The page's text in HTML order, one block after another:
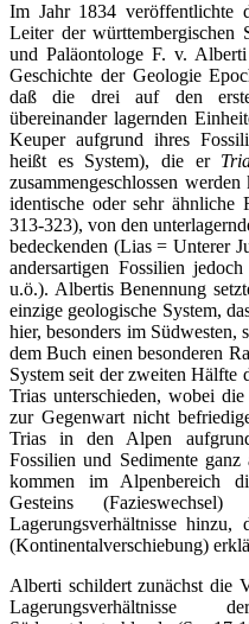
Im Jahr 1834 veröffentlichte
Leiter der württembergischen
und Paläontologe F. v.
Geschichte der Geologie
daß die drei auf den
übereinander lagernden
Keuper aufgrund ihres
heißt es System), die er
zusammengeschlossen
identische oder sehr ähnliche
313-323), von den
bedeckenden (Lias = Unterer
andersartigen Fossilien
u.ö.). Albertis Benennung
einzige geologische System,
hier, besonders im Südwesten,
dem Buch einen besonderen
System seit der zweiten Hälfte
Trias unterschieden, wobei
zur Gegenwart nicht
Trias in den Alpen
Fossilien und Sedimente
kommen im Alpenbereich
Gesteins
Lagerungsverhältnisse
(Kontinentalverschiebung)
Alberti schildert zunächst die
Lagerungsverhältnisse